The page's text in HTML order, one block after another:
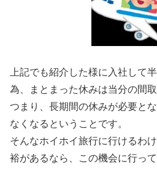
上記でも紹介した様に入社して
為、まとまった休みは当分の間取
つまり、長期間の休みが必要と
なくなるということです。
そんなホイホイ旅行に行けるわ
裕があるなら、この機会に行っ